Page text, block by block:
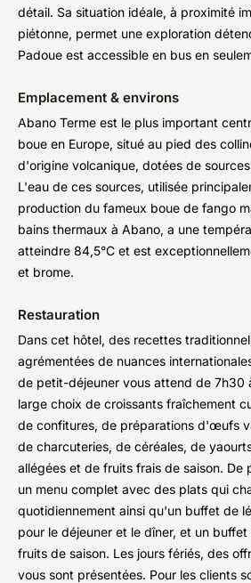
détail. Sa situation idéale, à proximité
piétonne, permet une exploration
Padoue est accessible en bus en
Emplacement & environs
Abano Terme est le plus important
boue en Europe, situé au pied des
d'origine volcanique, dotées de
L'eau de ces sources, utilisée
production du fameux boue de fango
bains thermaux à Abano, a une
atteindre 84,5°C et est
et brome.
Restauration
Dans cet hôtel, des recettes
agrémentées de nuances
de petit-déjeuner vous attend de 7h30
large choix de croissants fraîchement
de confitures, de préparations d'œufs
de charcuteries, de céréales, de
allégées et de fruits frais de saison. De
un menu complet avec des plats qui
quotidiennement ainsi qu'un buffet de
pour le déjeuner et le dîner, et un
fruits de saison. Les jours fériés, des
vous sont présentées. Pour les clients